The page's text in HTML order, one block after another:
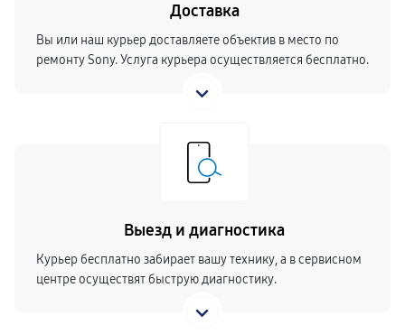
Доставка
Вы или наш курьер доставляете объектив в место по
ремонту Sony. Услуга курьера осуществляется бесплатно.
Выезд и диагностика
Курьер бесплатно забирает вашу технику, а в сервисном
центре осуществят быструю диагностику.